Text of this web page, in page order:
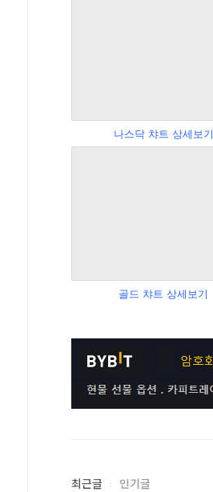
나스닥 챠트 상세보기
골드 챠트 상세보기
최근글 인기글